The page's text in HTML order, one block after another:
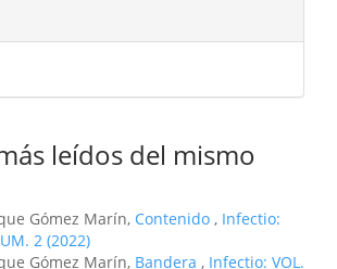
leídos del mismo
Gómez Marín, Contenido , Infectio:
2 (2022)
Gómez Marín, Bandera , Infectio: VOL.